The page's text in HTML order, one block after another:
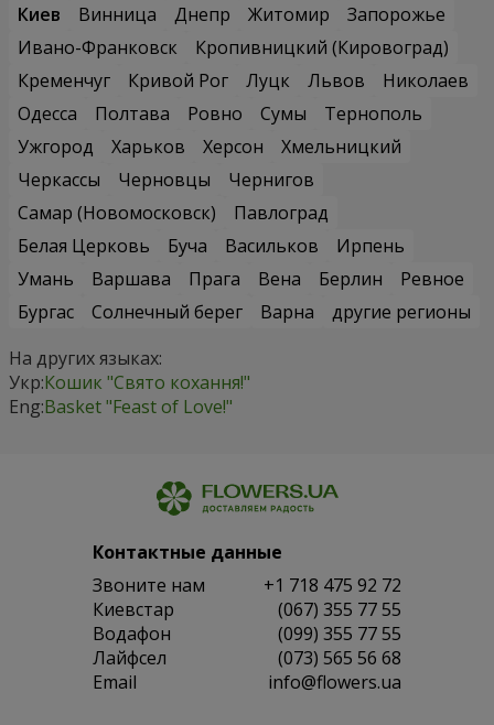
Киев
Винница Днепр Житомир
Запорожье
Ивано-Франковск
Кропивницкий (Кировоград)
Кременчуг
Кривой Рог Луцк Львов
Николаев
Одесса
Полтава Ровно Сумы
Тернополь
Ужгород
Харьков Херсон
Хмельницкий
Черкассы
Черновцы
Чернигов
Самар (Новомосковск)
Павлоград
Белая Церковь
Буча Васильков
Ирпень
Умань
Варшава Прага Вена Берлин
Ревное
Бургас
Солнечный берег Варна
другие регионы
На других языках:
Укр:Кошик "Свято кохання!"
Eng:Basket "Feast of Love!"
Контактные данные
Звоните нам
+1 718 475 92 72
Киевстар
(067) 355 77 55
Водафон
(099) 355 77 55
Лайфсел
(073) 565 56 68
Email
info@flowers.ua